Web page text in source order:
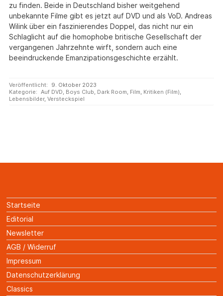
zu finden. Beide in Deutschland bisher weitgehend
unbekannte Filme gibt es jetzt auf DVD und als VoD. Andreas
Wilink über ein faszinierendes Doppel, das nicht nur ein
Schlaglicht auf die homophobe britische Gesellschaft der
vergangenen Jahrzehnte wirft, sondern auch eine
beeindruckende Emanzipationsgeschichte erzählt.
Veröffentlicht:
9. Oktober 2023
Kategorie: Auf DVD, Boys Club, Dark Room, Film, Kritiken (Film),
Lebensbilder, Versteckspiel
Startseite
Editorial
Newsletter
AGB / Widerruf
Impressum
Datenschutzerklärung
Classics